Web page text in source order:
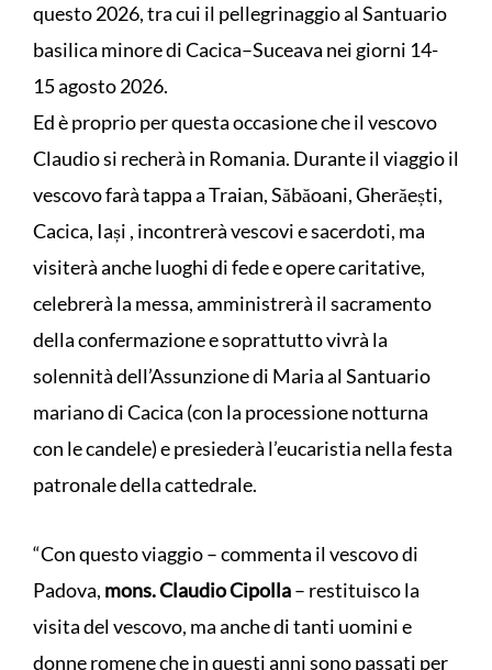
questo 2026, tra cui il pellegrinaggio al Santuario
basilica minore di Cacica–Suceava nei giorni 14-
15 agosto 2026.
Ed è proprio per questa occasione che il vescovo
Claudio si recherà in Romania. Durante il viaggio il
vescovo farà tappa a Traian, Săbăoani, Gherăești,
Cacica, Iași , incontrerà vescovi e sacerdoti, ma
visiterà anche luoghi di fede e opere caritative,
celebrerà la messa, amministrerà il sacramento
della confermazione e soprattutto vivrà la
solennità dell’Assunzione di Maria al Santuario
mariano di Cacica (con la processione notturna
con le candele) e presiederà l’eucaristia nella festa
patronale della cattedrale.
“Con questo viaggio – commenta il vescovo di
Padova, mons. Claudio Cipolla– restituisco la
visita del vescovo, ma anche di tanti uomini e
donne romene che in questi anni sono passati per